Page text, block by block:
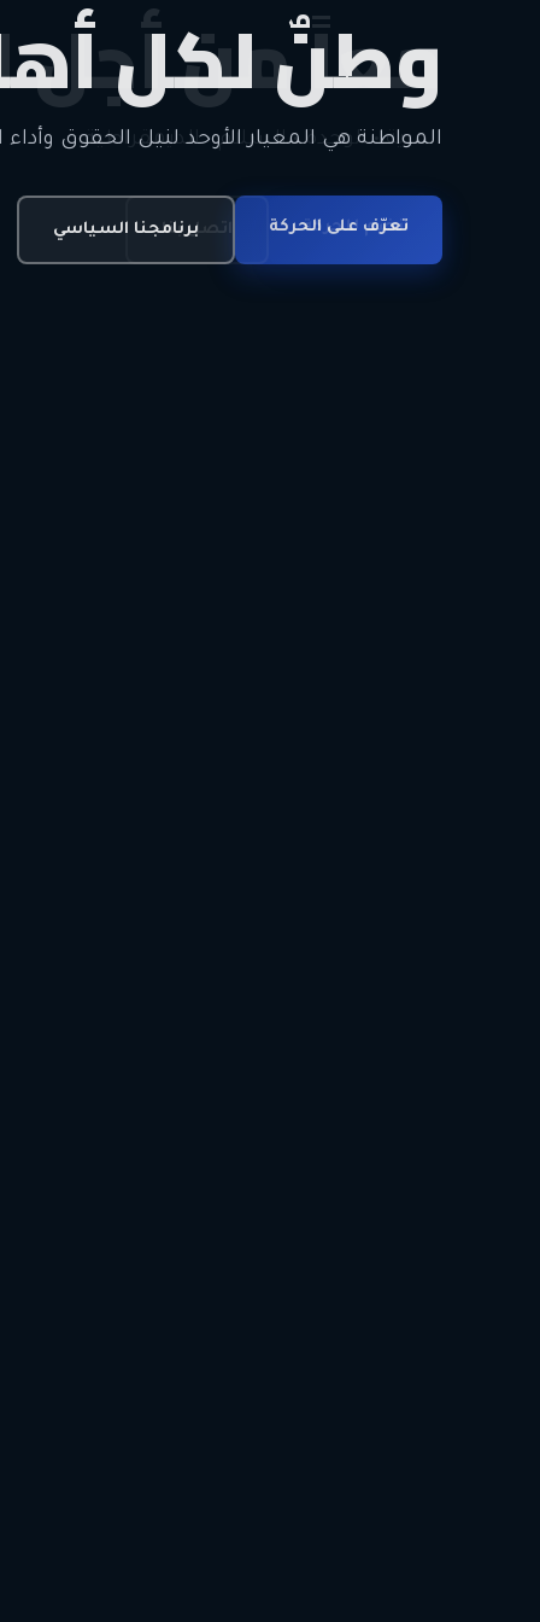
وطنٌ لكل
المواطنة هي المعيار الأوحد لنيل الحقوق وأداء
تعرّف على الحركة برنامجنا السياسي
معاً من أجل
الحرية • الوحدة • السلام • الديمقراطية
انضم للحركة اتصل بنا